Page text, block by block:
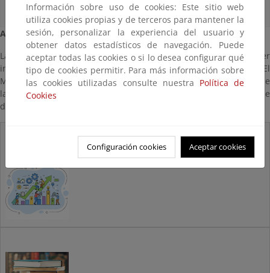
2023/955?
Aviso legal:
La información proporcionada en este sitio web tiene carácter
informativo y no constituye asesoramiento legal ni vinculante. El
Ministerio se exime de toda responsabilidad derivada del uso de
la información contenida en este sitio web. En todo caso, se
deberá atender a la normativa vigente en cada momento.
Auditorías energéticas y sistemas de
gestión de la energía
Información sobre uso de cookies: Este sitio web
utiliza cookies propias y de terceros para mantener la
sesión, personalizar la experiencia del usuario y
obtener datos estadísticos de navegación. Puede
aceptar todas las cookies o si lo desea configurar qué
tipo de cookies permitir. Para más información sobre
las cookies utilizadas consulte nuestra Política de
Cookies
Configuración cookies Aceptar cookies